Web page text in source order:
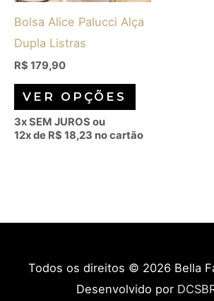
Bolsa Alice Palucci Alça
Dupla Listras
R$ 179,90
VER OPÇÕES
podem
na
página
do
3x SEM JUROS ou
12x de R$ 18,23 no cartão
Todos os direitos © 2026 Bella
Desenvolvido por